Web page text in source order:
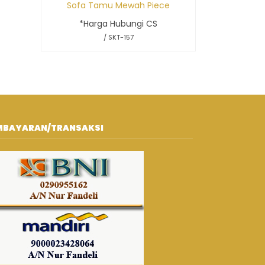
Sofa Tamu Mewah Piece
*Harga Hubungi CS
/ SKT-157
TRANSAKSI